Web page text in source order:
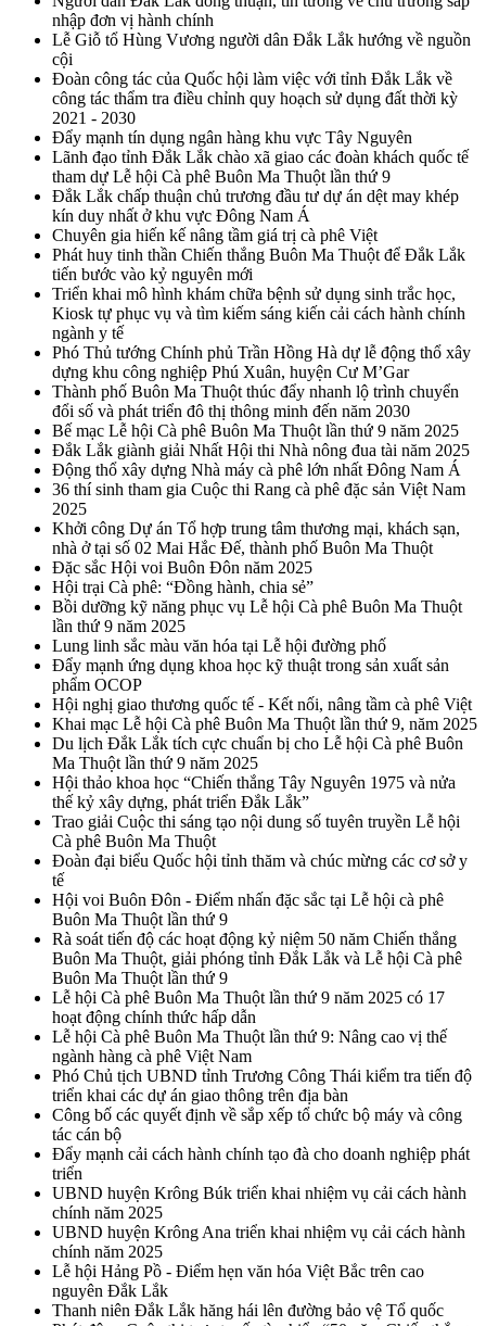
nhập đơn vị hành chính
Lễ Giỗ tổ Hùng Vương người dân Đắk Lắk hướng về nguồn
cội
Đoàn công tác của Quốc hội làm việc với tỉnh Đắk Lắk về
công tác thẩm tra điều chỉnh quy hoạch sử dụng đất thời kỳ
2021 - 2030
Đẩy mạnh tín dụng ngân hàng khu vực Tây Nguyên
Lãnh đạo tỉnh Đắk Lắk chào xã giao các đoàn khách quốc tế
tham dự Lễ hội Cà phê Buôn Ma Thuột lần thứ 9
Đắk Lắk chấp thuận chủ trương đầu tư dự án dệt may khép
kín duy nhất ở khu vực Đông Nam Á
Chuyên gia hiến kế nâng tầm giá trị cà phê Việt
Phát huy tinh thần Chiến thắng Buôn Ma Thuột để Đắk Lắk
tiến bước vào kỷ nguyên mới
Triển khai mô hình khám chữa bệnh sử dụng sinh trắc học,
Kiosk tự phục vụ và tìm kiếm sáng kiến cải cách hành chính
ngành y tế
Phó Thủ tướng Chính phủ Trần Hồng Hà dự lễ động thổ xây
dựng khu công nghiệp Phú Xuân, huyện Cư M’Gar
Thành phố Buôn Ma Thuột thúc đẩy nhanh lộ trình chuyển
đổi số và phát triển đô thị thông minh đến năm 2030
Bế mạc Lễ hội Cà phê Buôn Ma Thuột lần thứ 9 năm 2025
Đắk Lắk giành giải Nhất Hội thi Nhà nông đua tài năm 2025
Động thổ xây dựng Nhà máy cà phê lớn nhất Đông Nam Á
36 thí sinh tham gia Cuộc thi Rang cà phê đặc sản Việt Nam
2025
Khởi công Dự án Tổ hợp trung tâm thương mại, khách sạn,
nhà ở tại số 02 Mai Hắc Đế, thành phố Buôn Ma Thuột
Đặc sắc Hội voi Buôn Đôn năm 2025
Hội trại Cà phê: “Đồng hành, chia sẻ”
Bồi dưỡng kỹ năng phục vụ Lễ hội Cà phê Buôn Ma Thuột
lần thứ 9 năm 2025
Lung linh sắc màu văn hóa tại Lễ hội đường phố
Đẩy mạnh ứng dụng khoa học kỹ thuật trong sản xuất sản
phẩm OCOP
Hội nghị giao thương quốc tế - Kết nối, nâng tầm cà phê Việt
Khai mạc Lễ hội Cà phê Buôn Ma Thuột lần thứ 9, năm 2025
Du lịch Đắk Lắk tích cực chuẩn bị cho Lễ hội Cà phê Buôn
Ma Thuột lần thứ 9 năm 2025
Hội thảo khoa học “Chiến thắng Tây Nguyên 1975 và nửa
thế kỷ xây dựng, phát triển Đắk Lắk”
Trao giải Cuộc thi sáng tạo nội dung số tuyên truyền Lễ hội
Cà phê Buôn Ma Thuột
Đoàn đại biểu Quốc hội tỉnh thăm và chúc mừng các cơ sở y
tế
Hội voi Buôn Đôn - Điểm nhấn đặc sắc tại Lễ hội cà phê
Buôn Ma Thuột lần thứ 9
Rà soát tiến độ các hoạt động kỷ niệm 50 năm Chiến thắng
Buôn Ma Thuột, giải phóng tỉnh Đắk Lắk và Lễ hội Cà phê
Buôn Ma Thuột lần thứ 9
Lễ hội Cà phê Buôn Ma Thuột lần thứ 9 năm 2025 có 17
hoạt động chính thức hấp dẫn
Lễ hội Cà phê Buôn Ma Thuột lần thứ 9: Nâng cao vị thế
ngành hàng cà phê Việt Nam
Phó Chủ tịch UBND tỉnh Trương Công Thái kiểm tra tiến độ
triển khai các dự án giao thông trên địa bàn
Công bố các quyết định về sắp xếp tổ chức bộ máy và công
tác cán bộ
Đẩy mạnh cải cách hành chính tạo đà cho doanh nghiệp phát
triển
UBND huyện Krông Búk triển khai nhiệm vụ cải cách hành
chính năm 2025
UBND huyện Krông Ana triển khai nhiệm vụ cải cách hành
chính năm 2025
Lễ hội Hảng Pồ - Điểm hẹn văn hóa Việt Bắc trên cao
nguyên Đắk Lắk
Thanh niên Đắk Lắk hăng hái lên đường bảo vệ Tổ quốc